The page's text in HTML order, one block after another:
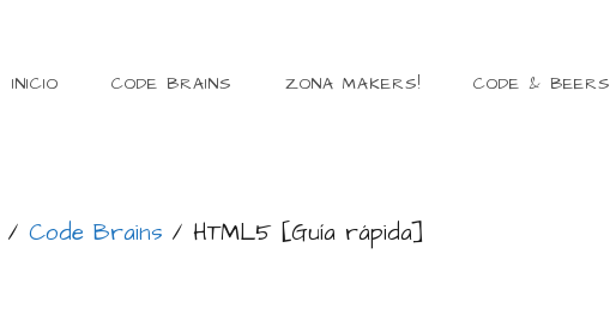
INICIO CODE BRAINS ZONA MAKERS! CODE & BEERS
/ Code Brains / HTML5 [Guía rápida]